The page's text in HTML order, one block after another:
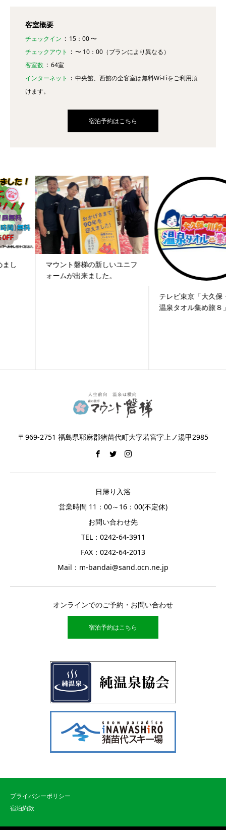
客室概要
チェックイン
15：00 〜
チェックアウト
〜 10：00（プランにより異なる）
客室数
64室
インターネット
中央館、西館の全客室は無料Wi-Fiをご利用頂
けます。
宿泊予約はこちら
マウント磐梯の新しいユニフ
ォームが出来ました。
テレビ東京「大久保・川村の
温泉タオル集め旅８」...
〒969-2751 福島県耶麻郡猪苗代町大字若宮字上ノ湯甲2985
日帰り入浴
営業時間 11：00～16：00(不定休)
お問い合わせ先
TEL：0242-64-3911
FAX：0242-64-2013
Mail：m-bandai@sand.ocn.ne.jp
オンラインでのご予約・お問い合わせ
宿泊予約はこちら
プライバシーポリシー
宿泊約款